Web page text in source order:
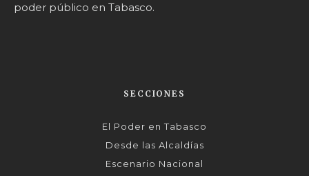
poder público en Tabasco.
SECCIONES
El Poder en Tabasco
Desde las Alcaldías
Escenario Nacional